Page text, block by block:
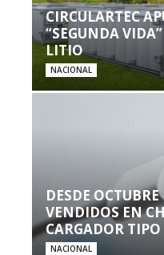
CIRCULARTEC
“SEGUNDA
LITIO
NACIONAL
DESDE
VENDIDOS EN
CARGADOR TIPO
NACIONAL